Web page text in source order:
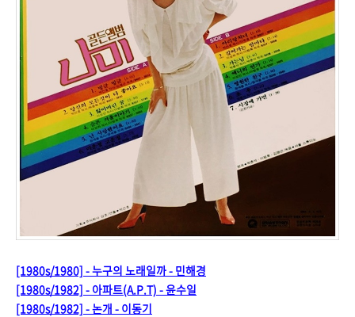
[1980s/1980] - 누구의 노래일까 - 민해경
[1980s/1982] - 아파트(A.P.T) - 윤수일
[1980s/1982] - 논개 - 이동기